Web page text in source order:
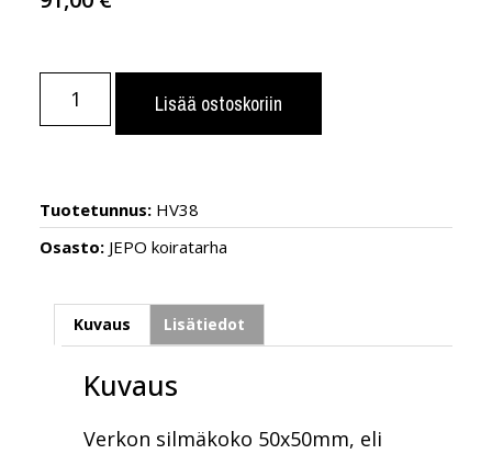
Lisää ostoskoriin
Tuotetunnus: HV38
Osasto: JEPO koiratarha
Kuvaus Lisätiedot
Kuvaus
Verkon silmäkoko 50x50mm, eli